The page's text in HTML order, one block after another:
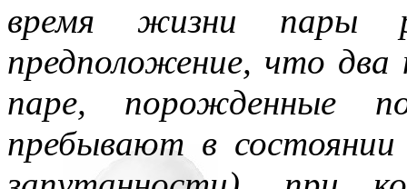
время жизни пары
предположение, что два
паре, порожденные
пребывают в состоянии